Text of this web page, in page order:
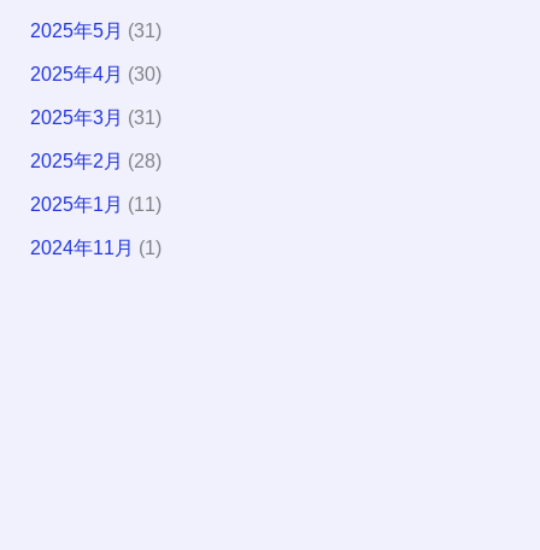
2025年5月 (31)
2025年4月 (30)
2025年3月 (31)
2025年2月 (28)
2025年1月 (11)
2024年11月 (1)